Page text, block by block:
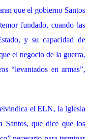
que el gobierno Santos
fundado, cuando las
y su capacidad de
el negocio de la guerra,
“levantados en armas”,
el ELN, la Iglesia
Santos, que dice que los